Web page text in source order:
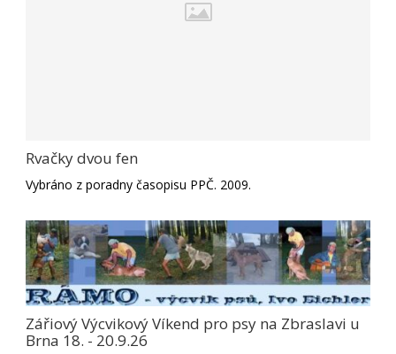
Rvačky dvou fen
Vybráno z poradny časopisu PPČ. 2009.
Zářiový Výcvikový Víkend pro psy na Zbraslavi u
Brna 18. - 20.9.26